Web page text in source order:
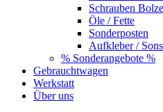
Schrauben
Öle / Fette
Sonderposten
Aufkleber /
% Sonderangebote %
Gebrauchtwagen
Werkstatt
Über uns